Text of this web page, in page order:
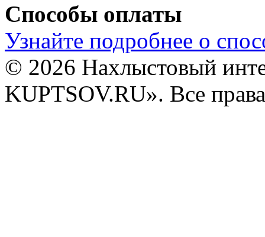
Способы оплаты
Узнайте подробнее о
© 2026 Нахлыстовый
KUPTSOV.RU». Все